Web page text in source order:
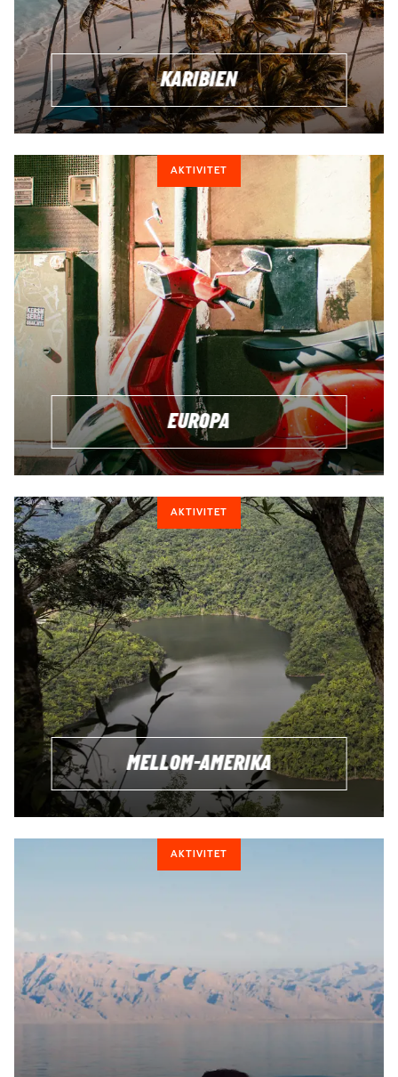
KARIBIEN
AKTIVITET
EUROPA
AKTIVITET
MELLOM-AMERIKA
AKTIVITET